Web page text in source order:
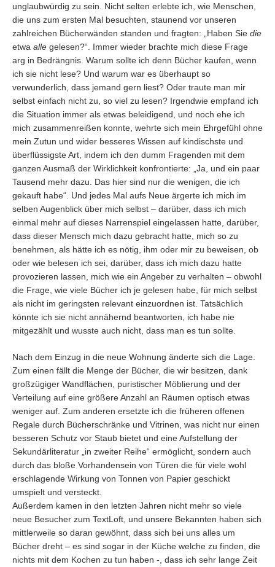
unglaubwürdig zu sein. Nicht selten erlebte ich, wie Menschen,
die uns zum ersten Mal besuchten, staunend vor unseren
zahlreichen Bücherwänden standen und fragten: „Haben Sie die
etwa alle gelesen?“. Immer wieder brachte mich diese Frage
arg in Bedrängnis. Warum sollte ich denn Bücher kaufen, wenn
ich sie nicht lese? Und warum war es überhaupt so
verwunderlich, dass jemand gern liest? Oder traute man mir
selbst einfach nicht zu, so viel zu lesen? Irgendwie empfand ich
die Situation immer als etwas beleidigend, und noch ehe ich
mich zusammenreißen konnte, wehrte sich mein Ehrgefühl ohne
mein Zutun und wider besseres Wissen auf kindischste und
überflüssigste Art, indem ich den dumm Fragenden mit dem
ganzen Ausmaß der Wirklichkeit konfrontierte: „Ja, und ein paar
Tausend mehr dazu. Das hier sind nur die wenigen, die ich
gekauft habe“. Und jedes Mal aufs Neue ärgerte ich mich im
selben Augenblick über mich selbst – darüber, dass ich mich
einmal mehr auf dieses Narrenspiel eingelassen hatte, darüber,
dass dieser Mensch mich dazu gebracht hatte, mich so zu
benehmen, als hätte ich es nötig, ihm oder mir zu beweisen, ob
oder wie belesen ich sei, darüber, dass ich mich dazu hatte
provozieren lassen, mich wie ein Angeber zu verhalten – obwohl
die Frage, wie viele Bücher ich je gelesen habe, für mich selbst
als nicht im geringsten relevant einzuordnen ist. Tatsächlich
könnte ich sie nicht annähernd beantworten, ich habe nie
mitgezählt und wusste auch nicht, dass man es tun sollte.
Nach dem Einzug in die neue Wohnung änderte sich die Lage.
Zum einen fällt die Menge der Bücher, die wir besitzen, dank
großzügiger Wandflächen, puristischer Möblierung und der
Verteilung auf eine größere Anzahl an Räumen optisch etwas
weniger auf. Zum anderen ersetzte ich die früheren offenen
Regale durch Bücherschränke und Vitrinen, was nicht nur einen
besseren Schutz vor Staub bietet und eine Aufstellung der
Sekundärliteratur „in zweiter Reihe“ ermöglicht, sondern auch
durch das bloße Vorhandensein von Türen die für viele wohl
erschlagende Wirkung von Tonnen von Papier geschickt
umspielt und versteckt.
Außerdem kamen in den letzten Jahren nicht mehr so viele
neue Besucher zum TextLoft, und unsere Bekannten haben sich
mittlerweile so daran gewöhnt, dass sich bei uns alles um
Bücher dreht – es sind sogar in der Küche welche zu finden, die
nichts mit dem Kochen zu tun haben -, dass ich sehr lange Zeit